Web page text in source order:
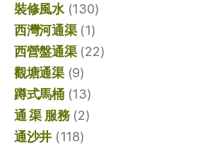
裝修風水(130)
西灣河通渠(1)
西營盤通渠(22)
觀塘通渠(9)
蹲式馬桶(13)
通 渠 服務(2)
通沙井 (118)